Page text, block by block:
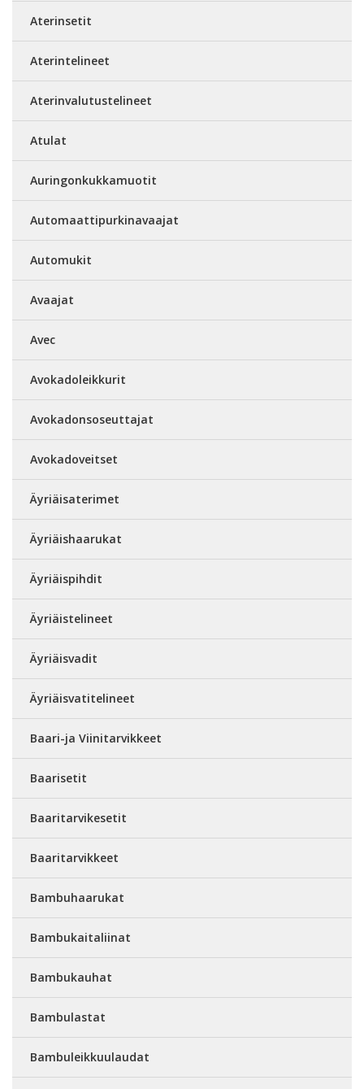
Aterinsetit
Aterintelineet
Aterinvalutustelineet
Atulat
Auringonkukkamuotit
Automaattipurkinavaajat
Automukit
Avaajat
Avec
Avokadoleikkurit
Avokadonsoseuttajat
Avokadoveitset
Äyriäisaterimet
Äyriäishaarukat
Äyriäispihdit
Äyriäistelineet
Äyriäisvadit
Äyriäisvatitelineet
Baari-ja Viinitarvikkeet
Baarisetit
Baaritarvikesetit
Baaritarvikkeet
Bambuhaarukat
Bambukaitaliinat
Bambukauhat
Bambulastat
Bambuleikkuulaudat